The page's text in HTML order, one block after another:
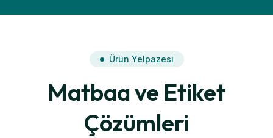
Ürün Yelpazesi
Matbaa ve Etiket
Çözümleri